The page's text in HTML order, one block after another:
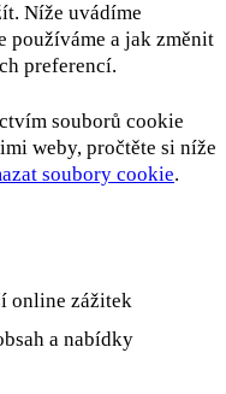
Níže uvádíme
používáme a jak změnit
preferencí.
souborů cookie
weby, pročtěte si níže
soubory cookie.
online zážitek
a nabídky